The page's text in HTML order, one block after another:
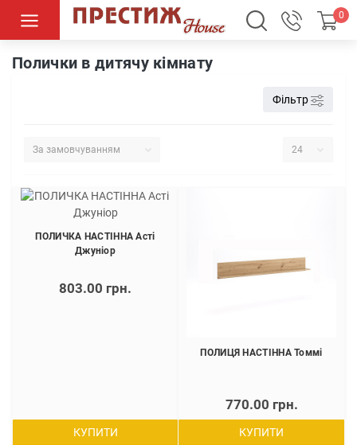
0
Дитячі кімнати Полички в дитячу кімнату
Полички в дитячу кімнату
Фільтр
ПОЛИЧКА НАСТІННА Асті
Джуніор
803.00 грн.
КУПИТИ
ПОЛИЦЯ НАСТІННА Томмі
770.00 грн.
КУПИТИ